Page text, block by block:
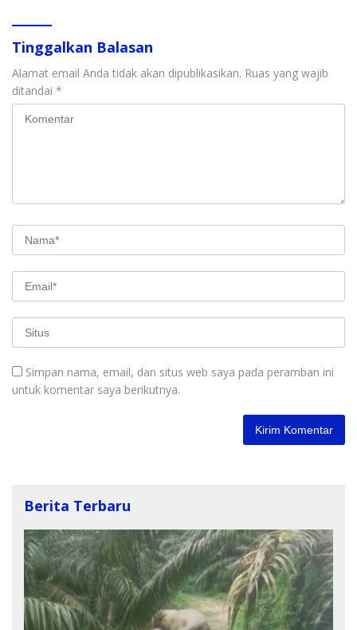
Tinggalkan Balasan
Alamat email Anda tidak akan dipublikasikan. Ruas yang wajib
ditandai *
Simpan nama, email, dan situs web saya pada peramban ini
untuk komentar saya berikutnya.
Berita Terbaru